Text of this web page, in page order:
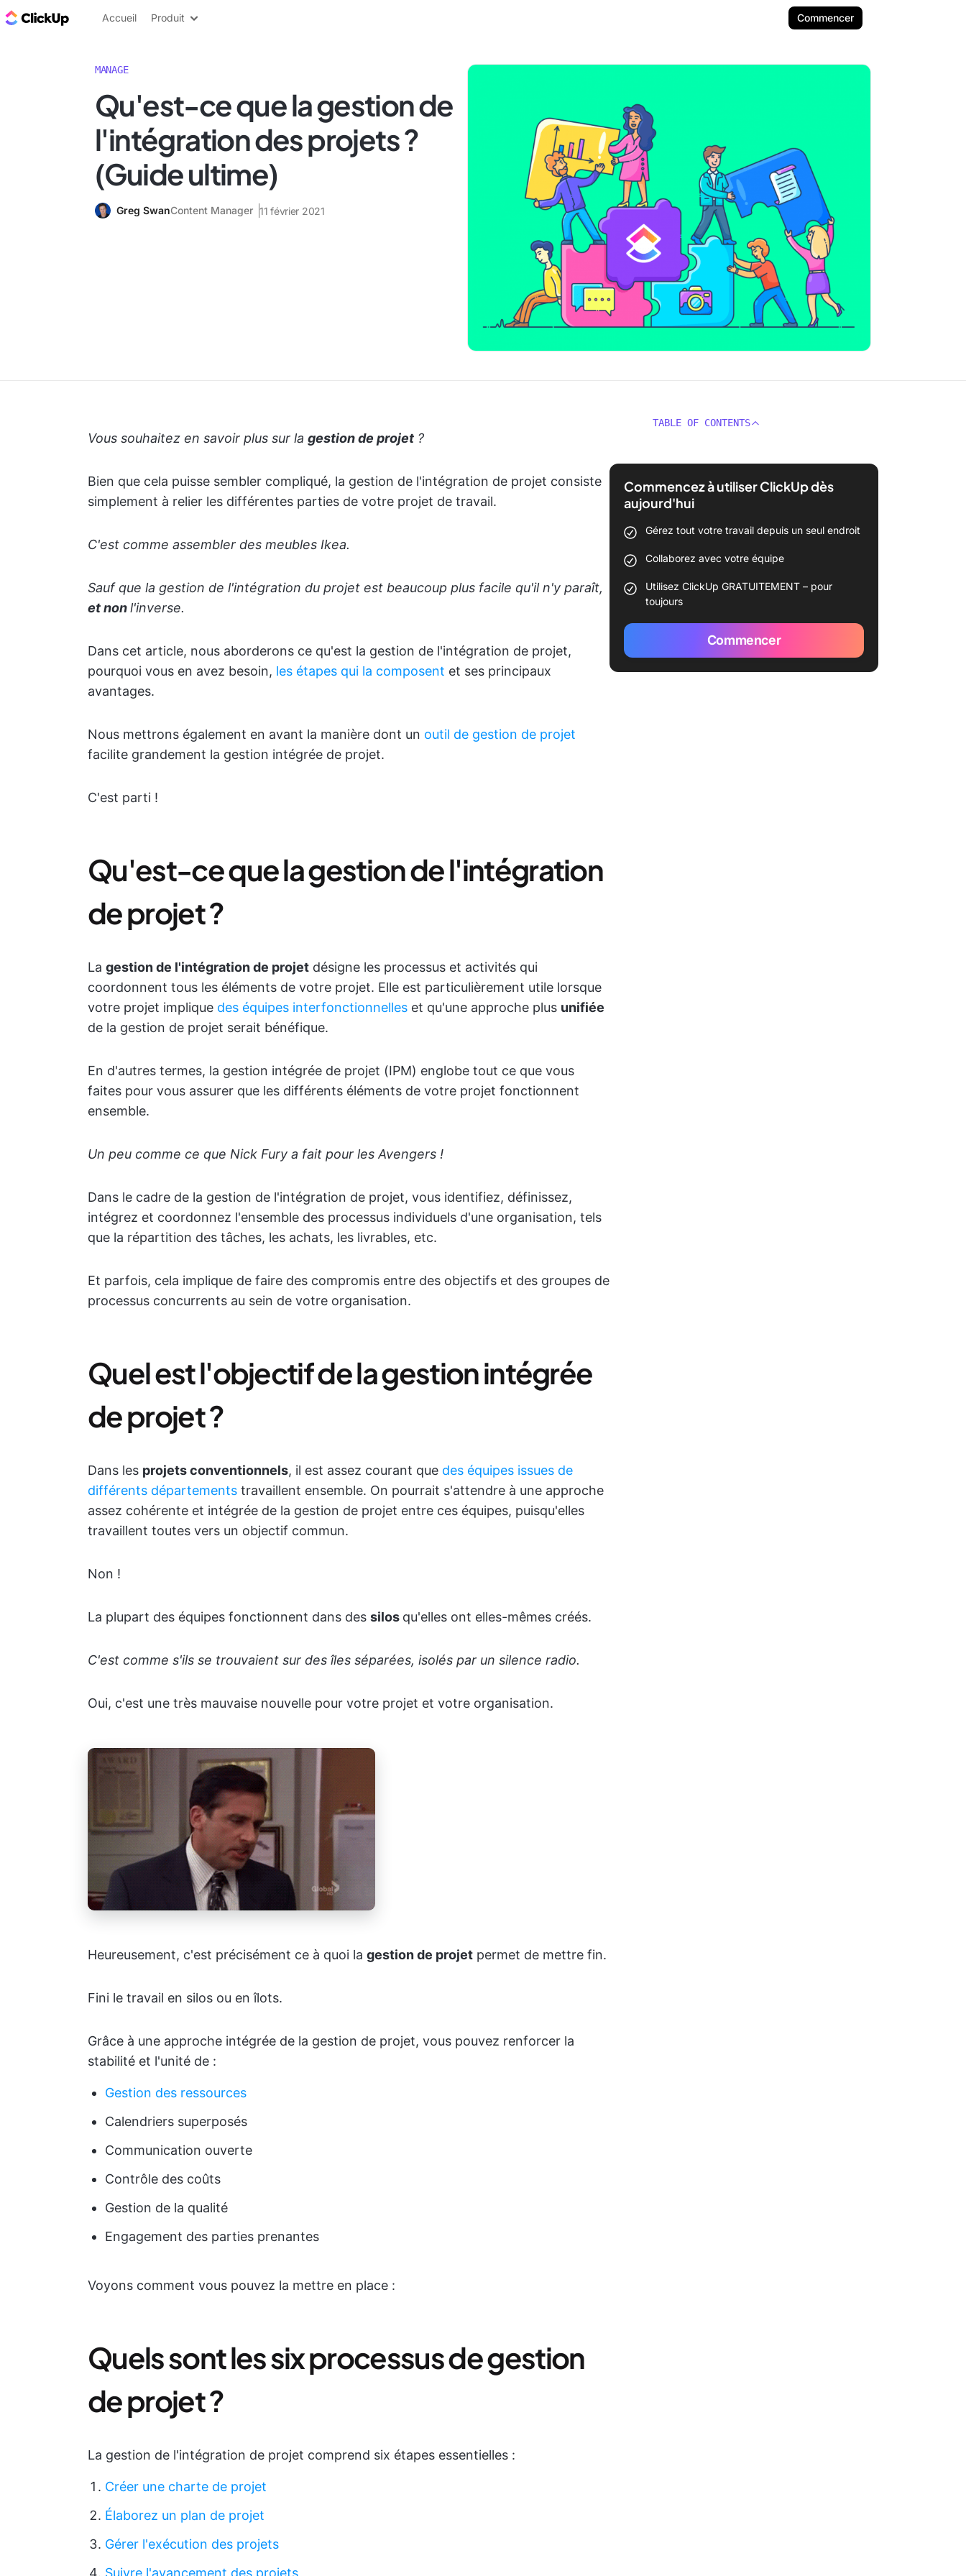
ClickUp Blog
Accueil Produit Commencer
MANAGE
Qu'est-ce que la gestion de
l'intégration des projets ?
(Guide ultime)
Greg SwanContent Manager 11 février 2021
Vous souhaitez en savoir plus sur la gestion de projet ?
Bien que cela puisse sembler compliqué, la gestion de l'intégration de projet consiste
simplement à relier les différentes parties de votre projet de travail.
C'est comme assembler des meubles Ikea.
Sauf que la gestion de l'intégration du projet est beaucoup plus facile qu'il n'y paraît,
et nonl'inverse.
Dans cet article, nous aborderons ce qu'est la gestion de l'intégration de projet,
pourquoi vous en avez besoin, les étapes qui la composent et ses principaux
avantages.
Nous mettrons également en avant la manière dont un outil de gestion de projet
facilite grandement la gestion intégrée de projet.
C'est parti !
Qu'est-ce que la gestion de l'intégration
de projet ?
La gestion de l'intégration de projet désigne les processus et activités qui
coordonnent tous les éléments de votre projet. Elle est particulièrement utile lorsque
votre projet implique des équipes interfonctionnelles et qu'une approche plus unifiée
de la gestion de projet serait bénéfique.
En d'autres termes, la gestion intégrée de projet (IPM) englobe tout ce que vous
faites pour vous assurer que les différents éléments de votre projet fonctionnent
ensemble.
Un peu comme ce que Nick Fury a fait pour les Avengers !
Dans le cadre de la gestion de l'intégration de projet, vous identifiez, définissez,
intégrez et coordonnez l'ensemble des processus individuels d'une organisation, tels
que la répartition des tâches, les achats, les livrables, etc.
Et parfois, cela implique de faire des compromis entre des objectifs et des groupes de
processus concurrents au sein de votre organisation.
Quel est l'objectif de la gestion intégrée
de projet ?
Dans les projets conventionnels, il est assez courant que des équipes issues de
différents départements travaillent ensemble. On pourrait s'attendre à une approche
assez cohérente et intégrée de la gestion de projet entre ces équipes, puisqu'elles
travaillent toutes vers un objectif commun.
Non !
La plupart des équipes fonctionnent dans des silos qu'elles ont elles-mêmes créés.
C'est comme s'ils se trouvaient sur des îles séparées, isolés par un silence radio.
Oui, c'est une très mauvaise nouvelle pour votre projet et votre organisation.
Heureusement, c'est précisément ce à quoi la gestion de projet permet de mettre fin.
Fini le travail en silos ou en îlots.
Grâce à une approche intégrée de la gestion de projet, vous pouvez renforcer la
stabilité et l'unité de :
Gestion des ressources
Calendriers superposés
Communication ouverte
Contrôle des coûts
Gestion de la qualité
Engagement des parties prenantes
Voyons comment vous pouvez la mettre en place :
Quels sont les six processus de gestion
de projet ?
La gestion de l'intégration de projet comprend six étapes essentielles :
Créer une charte de projet
Élaborez un plan de projet
Gérer l'exécution des projets
Suivre l'avancement des projets
TABLE OF CONTENTS
Commencez à utiliser ClickUp dès
aujourd'hui
Gérez tout votre travail depuis un seul endroit
Collaborez avec votre équipe
Utilisez ClickUp GRATUITEMENT – pour
toujours
Commencer